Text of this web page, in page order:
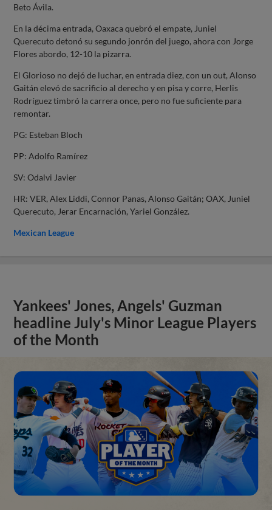
Beto Ávila.
En la décima entrada, Oaxaca quebró el empate, Juniel
Querecuto detonó su segundo jonrón del juego, ahora con Jorge
Flores abordo, 12-10 la pizarra.
El Glorioso no dejó de luchar, en entrada diez, con un out, Alonso
Gaitán elevó de sacrificio al derecho y en pisa y corre, Herlis
Rodríguez timbró la carrera once, pero no fue suficiente para
remontar.
PG: Esteban Bloch
PP: Adolfo Ramírez
SV: Odalvi Javier
HR: VER, Alex Liddi, Connor Panas, Alonso Gaitán; OAX, Juniel
Querecuto, Jerar Encarnación, Yariel González.
Mexican League
Yankees' Jones, Angels' Guzman
headline July's Minor League Players
of the Month